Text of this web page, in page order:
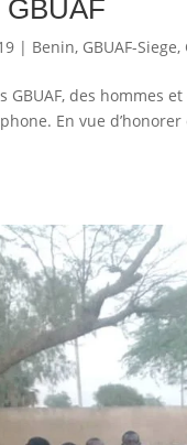
GBUAF
| Benin, GBUAF-Siege,
GBUAF, des hommes
En vue